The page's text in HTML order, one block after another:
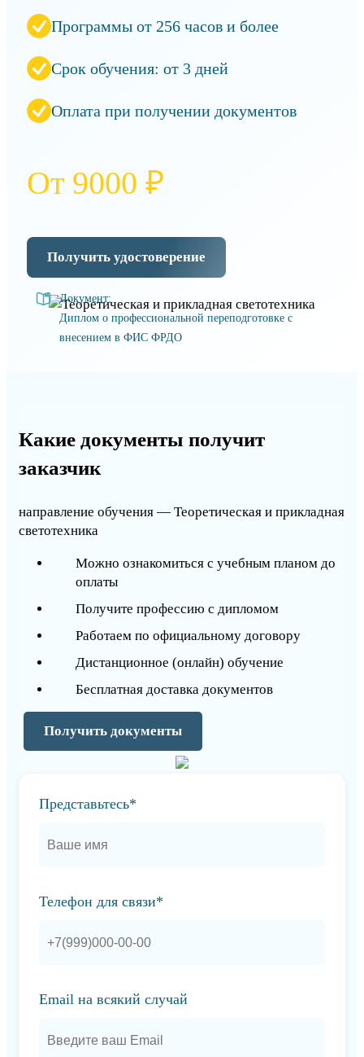
Программы от 256 часов и более
Срок обучения: от 3 дней
Оплата при получении документов
От 9000 ₽
Получить удостоверение
Документ:
Диплом о профессиональной переподготовке с
внесением в ФИС ФРДО
Какие документы получит
заказчик
направление обучения — Теоретическая и прикладная
светотехника
Можно ознакомиться с учебным планом до
оплаты
Получите профессию с дипломом
Работаем по официальному договору
Дистанционное (онлайн) обучение
Бесплатная доставка документов
Получить документы
Представьтесь*
Телефон для связи*
Email на всякий случай